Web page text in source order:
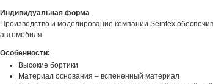
Индивидуальная форма
Производство и моделирование компании Seintex
автомобиля.
Особенности:
Высокие бортики
Материал основания – вспененный материал